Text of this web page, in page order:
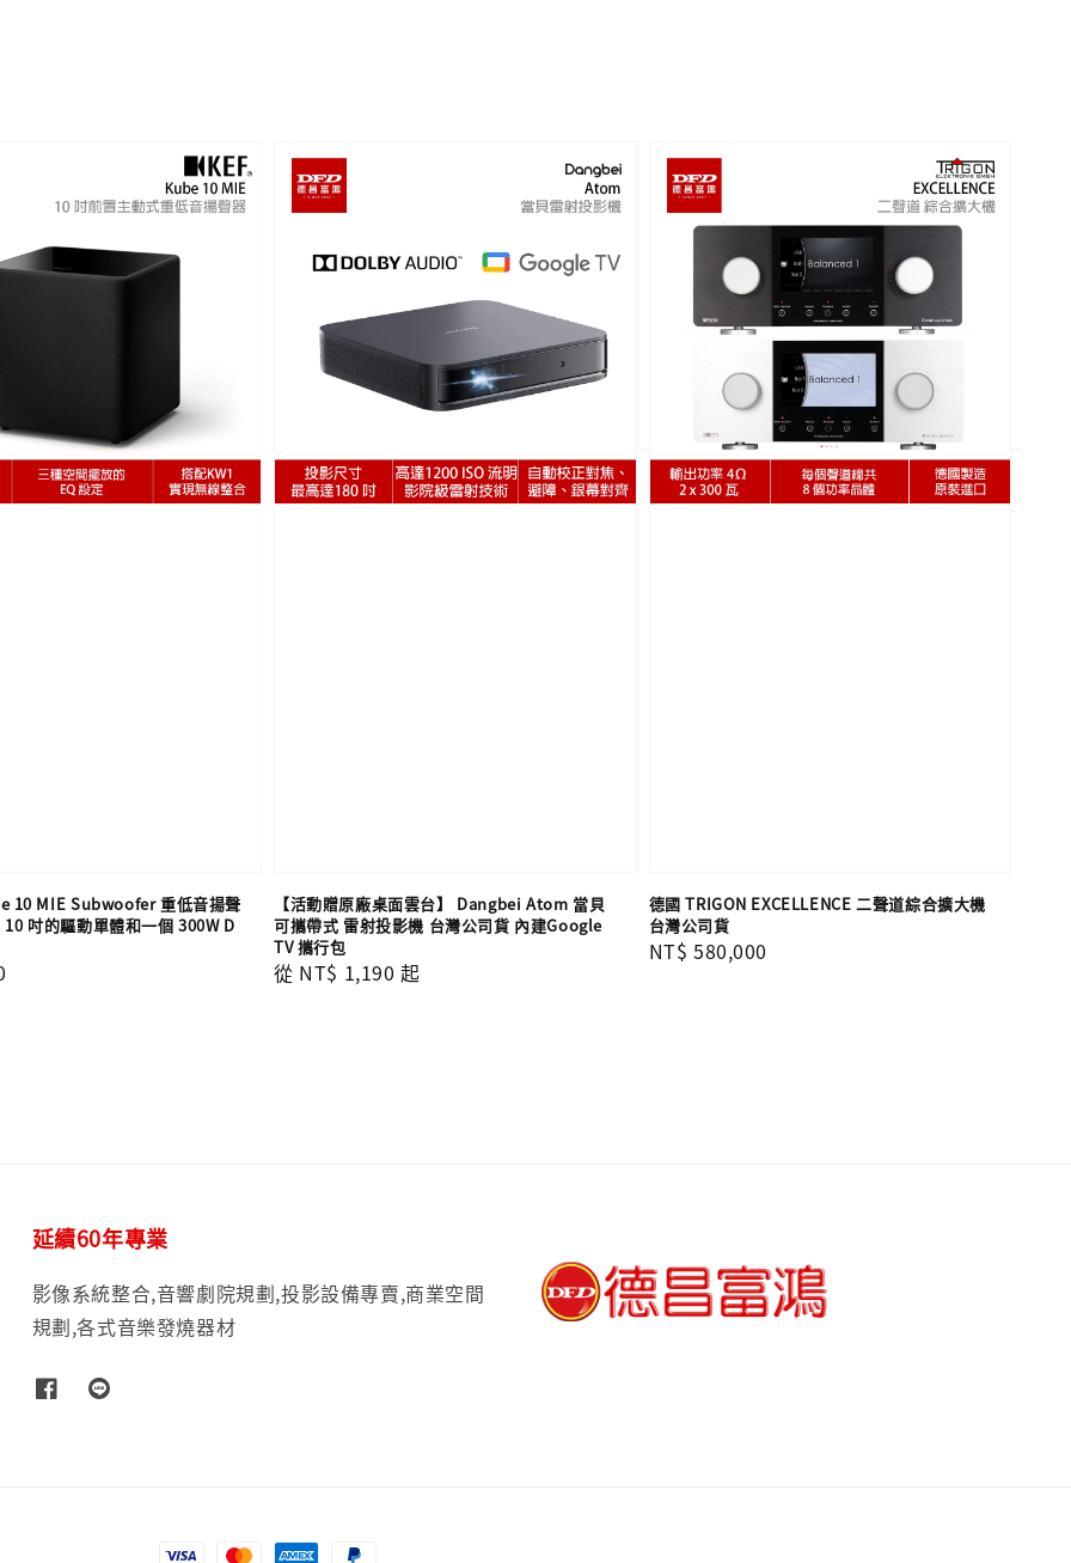
10 MIE Subwoofer 重低音揚聲
吋的驅動單體和一個 300W D
【活動贈原廠桌面雲台】 Dangbei Atom 當貝
可攜帶式 雷射投影機 台灣公司貨 內建Google
TV 攜行包
Regular
從 NT$ 1,190 起
德國 TRIGON EXCELLENCE 二聲道綜合擴大機
台灣公司貨
Regular
NT$ 580,000
延續60年專業
影像系統整合,音響劇院規劃,投影設備專賣,商業空間
規劃,各式音樂發燒器材